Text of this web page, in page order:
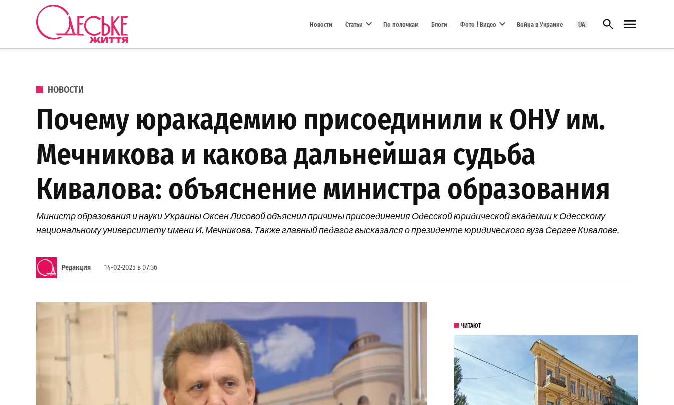
Перейти к содержанию
Новости Статьи По полочкам Блоги Фото | Видео Война в Украине UA Открыть поиск
ОПУБЛИКОВАНО В
НОВОСТИ
Почему юракадемию присоединили к ОНУ им.
Мечникова и какова дальнейшая судьба
Кивалова: объяснение министра образования
Министр образования и науки Украины Оксен Лисовой объяснил причины присоединения Одесской юридической академии к Одесскому
национальному университету имени И. Мечникова. Также главный педагог высказался о президенте юридического вуза Сергее Кивалове.
Редакция 14-02-2025 в 07:36
ЧИТАЮТ